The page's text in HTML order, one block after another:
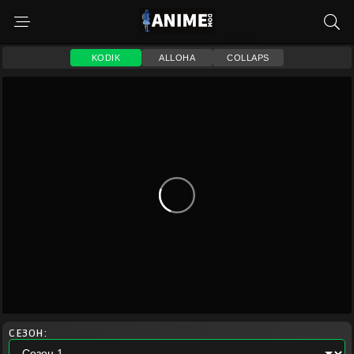
KODIK ALLOHA COLLAPS
СЕЗОН: